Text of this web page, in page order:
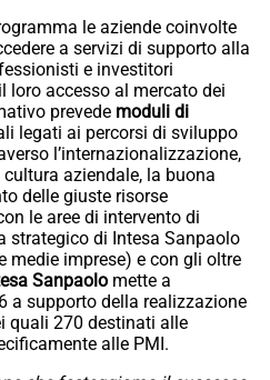
le aziende coinvolte
a servizi di supporto alla
e investitori
loro accesso al mercato dei
prevede moduli di
legati ai percorsi di sviluppo
l’internazionalizzazione,
aziendale, la buona
delle giuste risorse
le aree di intervento di
strategico di Intesa Sanpaolo
medie imprese) e con gli oltre
Sanpaolo mette a
a supporto della realizzazione
quali 270 destinati alle
alle PMI.